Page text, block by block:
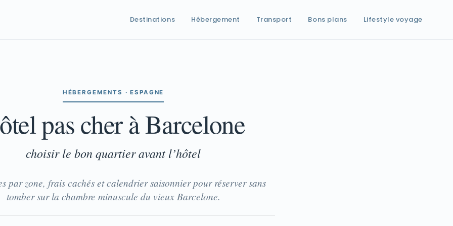
Destinations Hébergement Transport Bons plans Lifestyle voyage
HÉBERGEMENTS · ESPAGNE
pas cher à Barcelone
choisir le bon quartier avant l’hôtel
par zone, frais cachés et calendrier saisonnier pour réserver sans
tomber sur la chambre minuscule du vieux Barcelone.